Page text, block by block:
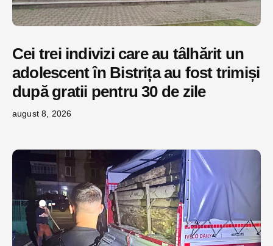
Cei trei indivizi care au tâlhărit un
adolescent în Bistrița au fost trimiși
după gratii pentru 30 de zile
august 8, 2026